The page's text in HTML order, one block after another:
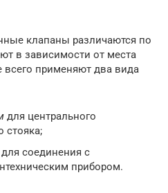
клапаны различаются по
в зависимости от места
всего применяют два вида
для центрального
стояка;
для соединения с
прибором.